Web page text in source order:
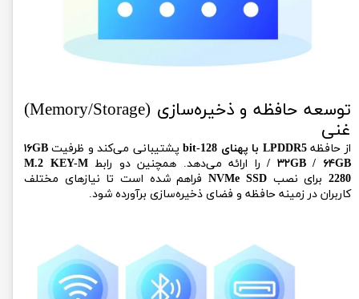
توسعه حافظه و ذخیره‌سازی (Memory/Storage)
غنی
از حافظه LPDDR5 با پهنای 128-bit پشتیبانی می‌کند و ظرفیت ۱۶GB
/ ۳۲GB / ۶۴GBرا ارائه می‌دهد. همچنین دو رابطM.2 KEY-M
2280برای نصبNVMe SSDفراهم شده است تا نیازهای مختلف
کاربران در زمینه حافظه و فضای ذخیره‌سازی برآورده شود.